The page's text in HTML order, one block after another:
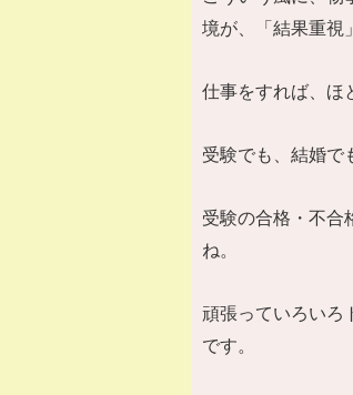
境が、「結果重視
仕事をすれば、ほ
受験でも、結婚で
受験の合格・不合
ね。
頑張っていろいろ
です。